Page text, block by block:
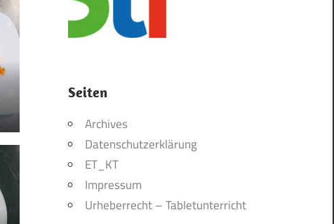
Seiten
Archives
Datenschutzerklärung
ET_KT
Impressum
Urheberrecht – Tabletunterricht